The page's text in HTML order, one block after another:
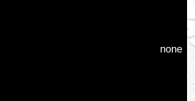
none